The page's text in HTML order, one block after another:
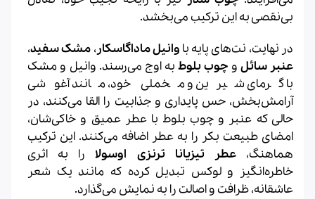
بی‌نقصی به این ترکیب می‌بخشد.
در نهایت، نت‌های پایه با وانیل ماداگاسکار، مشک سفید،
عنبر سائل و چوب بلوطبه اوج می‌رسند. وانیل و مشک
با گرمای شیرین و مخملی خود، مانند آغوشی
آرامش‌بخش، حس پایداری و جذابیت را القا می‌کنند، در
حالی که عنبر و چوب بلوط با عطر عمیق و خاکی‌شان،
امضای طبیعت بکر را به عطر اضافه می‌کنند. این ترکیب
هماهنگ،عطر تیزیانا ترنزی اوسولارا به اثری
خاطره‌انگیز و لوکس تبدیل کرده که مانند یک شعر
عاشقانه، ظرافت و اصالت را به نمایش می‌گذارد.